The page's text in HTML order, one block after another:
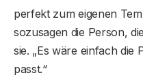
perfekt zum eigenen
sozusagen die Person,
sie. „Es wäre einfach die
passt.“